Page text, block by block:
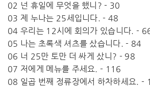
02 넌 휴일에 무엇을 했니? - 30
03 제 누나는 25세입니다. - 48
04 우리는 12시에 회의가 있습니다. -
05 나는 초록색 셔츠를 샀습니다. - 84
06 너 25만 토만 더 싸게 샀니? - 98
07 저에게 메뉴를 주세요. - 116
08 일곱 번째 정류장에서 하차하세요. -